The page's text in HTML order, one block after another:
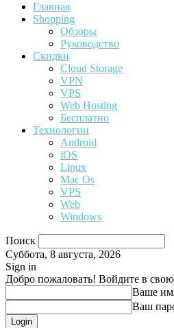
Главная
Shopping
Обзоры
Руководство
Скидки
Cloud Storage
VPN
VPS
Web Hosting
Бесплатно
Технологии
Android
iOS
Linux
Mac Os
VPS
Web
Windows
Поиск
Суббота, 8 августа, 2026
Sign in
Добро пожаловать! Войдите в
Ваше
Ваш